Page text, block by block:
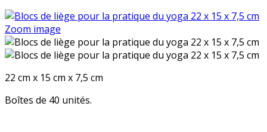
Zoom image
22 cm x 15 cm x 7,5 cm
Boîtes de 40 unités.